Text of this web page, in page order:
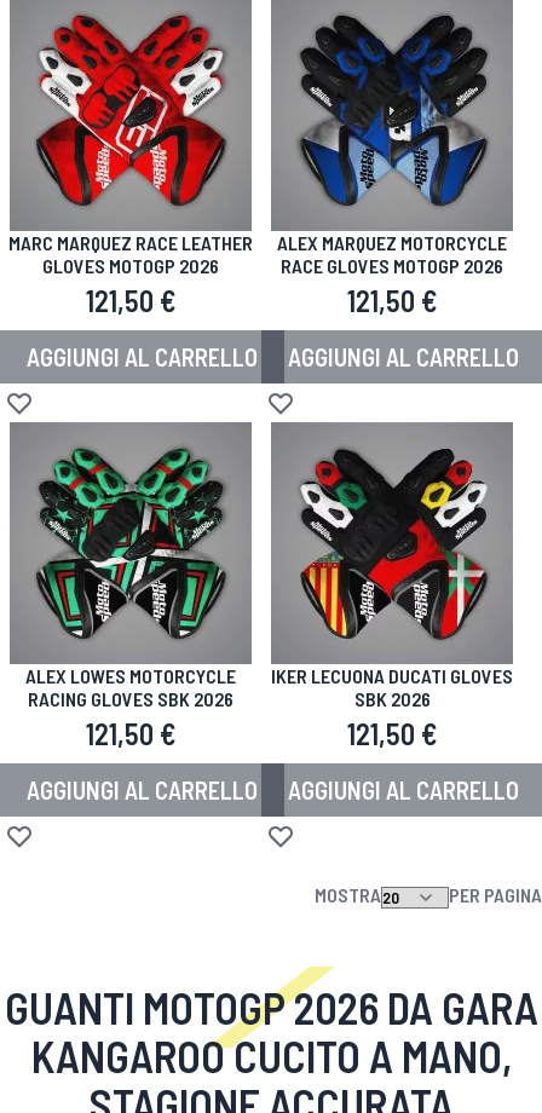
MARC MARQUEZ RACE LEATHER
GLOVES MOTOGP 2026
121,50 €
AGGIUNGI AL CARRELLO
Aggiungi alla lista desideri
ALEX MARQUEZ MOTORCYCLE
RACE GLOVES MOTOGP 2026
121,50 €
AGGIUNGI AL CARRELLO
Aggiungi alla lista desideri
ALEX LOWES MOTORCYCLE
RACING GLOVES SBK 2026
121,50 €
AGGIUNGI AL CARRELLO
Aggiungi alla lista desideri
IKER LECUONA DUCATI GLOVES
SBK 2026
121,50 €
AGGIUNGI AL CARRELLO
Aggiungi alla lista desideri
MOSTRA PER PAGINA
GUANTI MOTOGP 2026 DA GARA
KANGAROO CUCITO A MANO,